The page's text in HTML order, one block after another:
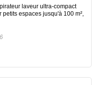
laveur ultra-compact
espaces jusqu'à 100 m²,